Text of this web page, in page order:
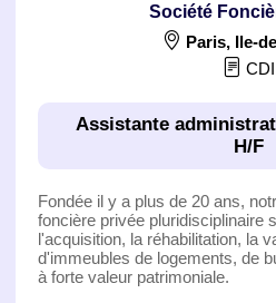
Société
Paris, Ile-
CDI
Assistante
H/F
Fondée il y a plus de 20 ans,
foncière privée pluridisciplinaire
l'acquisition, la réhabilitation, la
d'immeubles de logements, de
à forte valeur patrimoniale.